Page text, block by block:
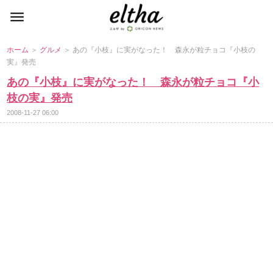
ホーム ＞ グルメ ＞ あの『小枝』に実がなった！ 森永が粒チョコ『小枝の
実』発売
あの『小枝』に実がなった！ 森永が粒チョコ『小
枝の実』発売
2008-11-27 06:00